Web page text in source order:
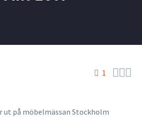
1 
på möbelmässan Stockholm